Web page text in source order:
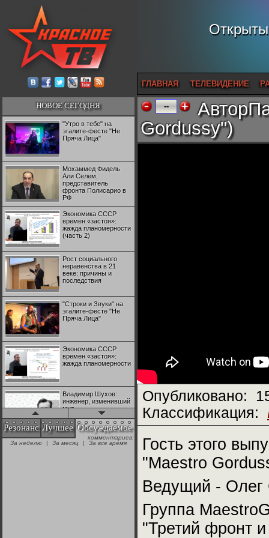
ГЛАВНАЯ ТЕЛЕВИДЕНИЕ
НОВОЕ СЕГОДНЯ
"Утро в тебе" на
эгалите-фесте "Не
Пряча Лица"
Мохаммед Фидель
Али Селем,
представитель
фронта Полисарио в
РФ
Экономика СССР
времен «застоя»:
жажда планомерности
(часть 2)
Рост социального
неравенства в 21
веке: причины и
последствия
"Строки и Звуки" на
эгалите-фесте "Не
Пряча Лица"
Экономика СССР
времен «застоя»:
жажда планомерности
Владимир Шухов:
инженер, изменивший
мир
"Аркадий Коц" на
эгалите-фесте "Не
Резонанс Лучшее Обсуждаемое
комментариев:
За неделю
| За месяц | За все время
--
Gordussy")
Опубликовано:
Классификация:
Гость этого
"Maestro
Ведущий - Олег
Группа
"Третий фронт